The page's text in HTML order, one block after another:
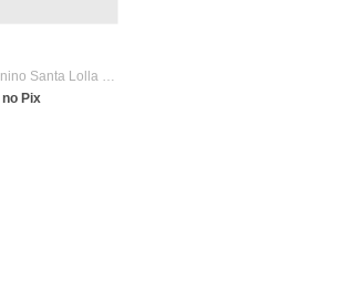
Chinelo Dedo Feminino Santa Lolla Off-White
no Pix